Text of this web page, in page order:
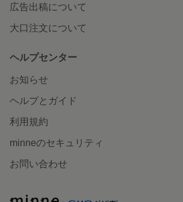
広告出稿について
大口注文について
ヘルプセンター
お知らせ
ヘルプとガイド
利用規約
minneのセキュリティ
お問い合わせ